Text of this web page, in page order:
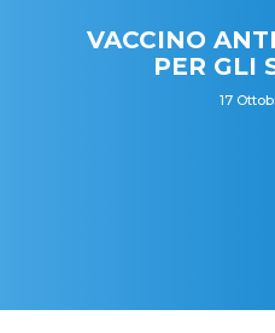
VACCINO
PER GLI
17